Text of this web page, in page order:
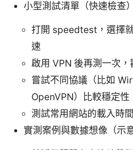
小型測試清單（快速檢查）
打開 speedtest，選擇
速
啟用 VPN 後再測一次
嘗試不同協議（比如
OpenVPN）比較穩定性
測試常用網站的載入時
實測案例與數據想像（示意